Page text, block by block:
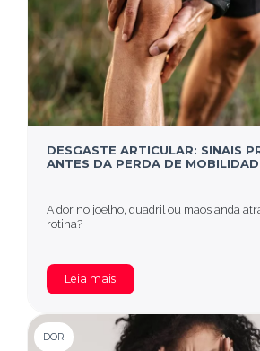
DESGASTE ARTICULAR: SINAIS
ANTES DA PERDA DE
A dor no joelho, quadril ou mãos anda
rotina?
Leia mais
DOR